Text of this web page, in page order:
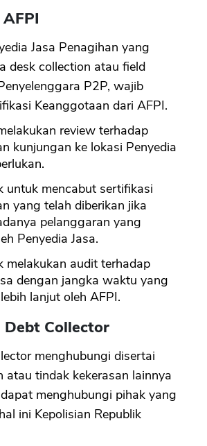
Jasa Penagihan yang
desk collection atau field
P2P, wajib
Keanggotaan dari AFPI.
review terhadap
kunjungan ke lokasi Penyedia
untuk mencabut sertifikasi
yang telah diberikan jika
pelanggaran yang
Penyedia Jasa.
melakukan audit terhadap
dengan jangka waktu yang
lanjut oleh AFPI.
Debt Collector
menghubungi disertai
atau tindak kekerasan lainnya
menghubungi pihak yang
ini Kepolisian Republik